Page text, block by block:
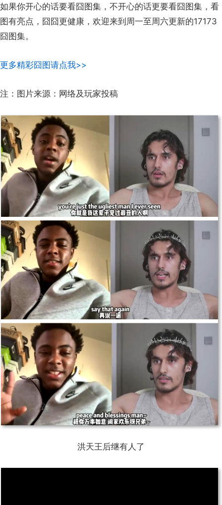
如果你开心的话要看囧图集，不开心的话更要看囧图集，看
图有亮点，囧囧更健康，欢迎来到周一至周六更新的17173
囧图集。
更多精彩囧图请点我>>
注：图片来源：网络及玩家投稿
洪天王后继有人了